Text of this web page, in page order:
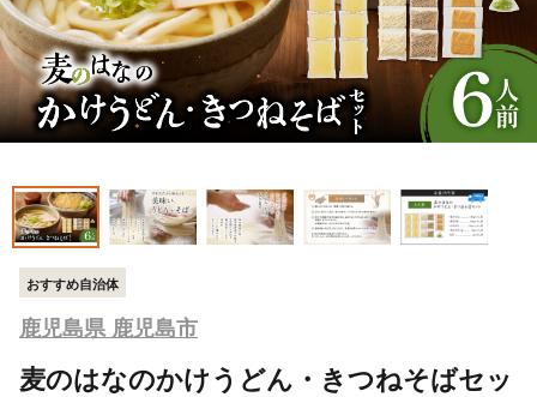
おすすめ自治体
鹿児島県 鹿児島市
麦のはなのかけうどん・きつねそばセッ